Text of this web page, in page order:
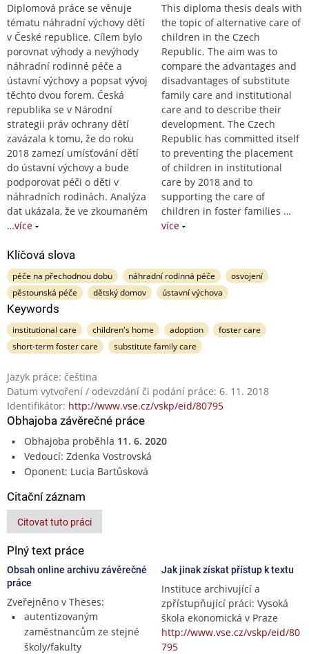
Diplomová práce se věnuje
tématu náhradní výchovy dětí
v České republice. Cílem bylo
porovnat výhody a nevýhody
náhradní rodinné péče a
ústavní výchovy a popsat vývoj
těchto dvou forem. Česká
republika se v Národní
strategii práv ochrany dětí
zavázala k tomu, že do roku
2018 zamezí umísťování dětí
do ústavní výchovy a bude
podporovat péči o děti v
náhradních rodinách. Analýza
dat ukázala, že ve zkoumaném
…více
This diploma thesis deals with
the topic of alternative care of
children in the Czech
Republic. The aim was to
compare the advantages and
disadvantages of substitute
family care and institutional
care and to describe their
development. The Czech
Republic has committed itself
to preventing the placement
of children in institutional
care by 2018 and to
supporting the care of
children in foster families …
více
Klíčová slova
péče na přechodnou dobu náhradní rodinná péče
osvojení
pěstounská péče
dětský domov ústavní výchova
Keywords
institutional care children's home adoption
foster care
short-term foster care
substitute family care
Jazyk práce: čeština
Datum vytvoření / odevzdání či podání práce: 6. 11. 2018
Identifikátor: http://www.vse.cz/vskp/eid/80795
Obhajoba závěrečné práce
Obhajoba proběhla 11. 6. 2020
Vedoucí: Zdenka Vostrovská
Oponent: Lucia Bartůsková
Citační záznam
Citovat tuto práci
Plný text práce
Obsah online archivu závěrečné
práce
Zveřejněno v Theses:
autentizovaným
zaměstnancům ze stejné
školy/fakulty
Jak jinak získat přístup k textu
Instituce archivující a
zpřístupňující práci: Vysoká
škola ekonomická v Praze
http://www.vse.cz/vskp/eid/80
795